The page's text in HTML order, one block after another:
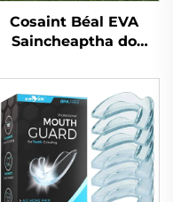
Cosaint Béal EVA
Saincheaptha do
Cosaint Bhéal do
Chleasanna Báscéad,
Cosainte Fiacla do
Spóirt, Cás MMA,
Cosainte Béal do
Chnaipíocht Fiacla